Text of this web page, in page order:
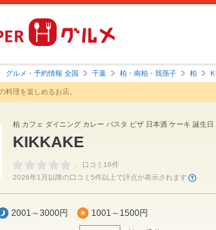
グルメ・予約情報 全国 千葉 柏・南柏・我孫子 柏
料理を楽しめるお店。
柏 カフェ ダイニング カレー パスタ ピザ 日本酒 ケーキ 誕生
KIKKAKE
-
口コミ16件
2026年1月以降の口コミ5件以上で評点が表示されます
2001～3000円 1001～1500円